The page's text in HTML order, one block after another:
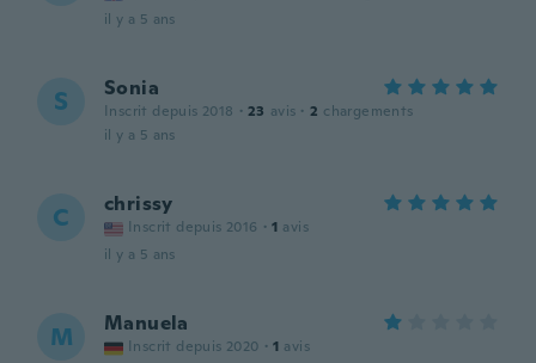
il y a 5 ans
S Sonia
Inscrit depuis 2018 · 23 avis · 2 chargements
il y a 5 ans
C chrissy
Inscrit depuis 2016 · 1 avis
il y a 5 ans
M Manuela
Inscrit depuis 2020 · 1 avis